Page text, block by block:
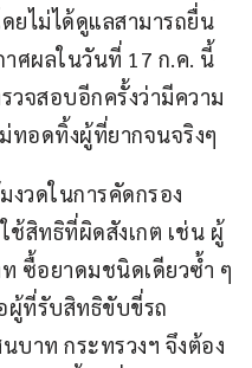
ไม่ได้ดูแลสามารถยื่น
ศผลในวันที่ 17 ก.ค. นี้
วจสอบอีกครั้งว่ามีความ
ทอดทิ้งผู้ที่ยากจนจริงๆ
งวดในการคัดกรอง
ช้สิทธิที่ผิดสังเกต เช่น ผู้
ซื้อยาดมชนิดเดียวซ้ำ ๆ
ผู้ที่รับสิทธิขับขี่รถ
บาท กระทรวงฯ จึงต้อง